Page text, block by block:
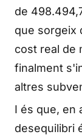
de
que sorgeix
cost real de
finalment
altres
I és que, en
desequilibri